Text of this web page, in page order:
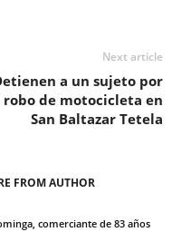
Next article
a un sujeto por
robo de motocicleta en
San Baltazar Tetela
FROM AUTHOR
comerciante de 83 años